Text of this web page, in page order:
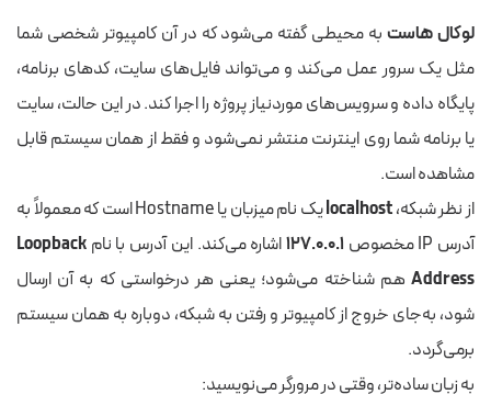
لوکال هاستبه محیطی گفته می‌شود که در آن کامپیوتر شخصی شما
مثل یک سرور عمل می‌کند و می‌تواند فایل‌های سایت، کدهای برنامه،
پایگاه داده و سرویس‌های موردنیاز پروژه را اجرا کند. در این حالت، سایت
یا برنامه شما روی اینترنت منتشر نمی‌شود و فقط از همان سیستم قابل
مشاهده است.
از نظر شبکه،localhost
یک نام میزبان یا Hostname است که معمولاً به
آدرس IP مخصوص
۱۲۷.۰.۰.۱اشاره می‌کند. این آدرس با نام Loopback
Address هم شناخته می‌شود؛ یعنی هر درخواستی که به آن ارسال
شود، به‌جای خروج از کامپیوتر و رفتن به شبکه، دوباره به همان سیستم
برمی‌گردد.
به زبان ساده‌تر، وقتی در مرورگر می‌نویسید: